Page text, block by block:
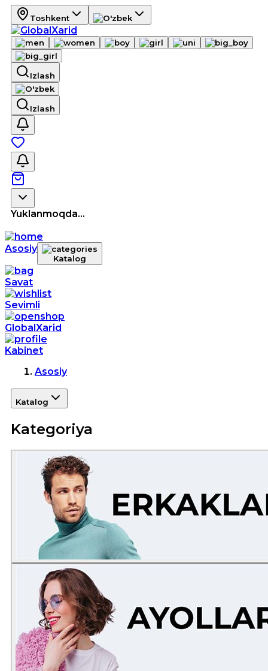
Toshkent
Izlash
Izlash
Yuklanmoqda...
Asosiy
Katalog
Savat
Sevimli
GlobalXarid
Kabinet
Asosiy
Katalog
Kategoriya